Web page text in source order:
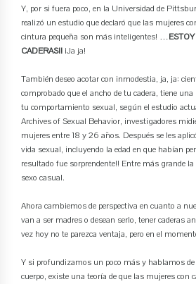
Y, por si fuera poco, en la Universidad de
realizó un estudio que declaró que las mujeres
cintura pequeña son más inteligentes! …
CADERAS¡! ¡Ja ja!
También deseo acotar con inmodestia, ja, ja:
comprobado que el ancho de tu cadera, tiene
tu comportamiento sexual, según el estudio
Archives of Sexual Behavior, investigadores
mujeres entre 18 y 26 años. Después se les
vida sexual, incluyendo la edad en que habían
resultado fue sorprendente!! Entre más grande la
sexo casual.
Ahora cambiemos de perspectiva en cuanto a
van a ser madres o desean serlo, tener caderas
vez hoy no te parezca ventaja, pero en el
Y si profundizamos un poco más y hablamos
cuerpo, existe una teoría de que las mujeres con